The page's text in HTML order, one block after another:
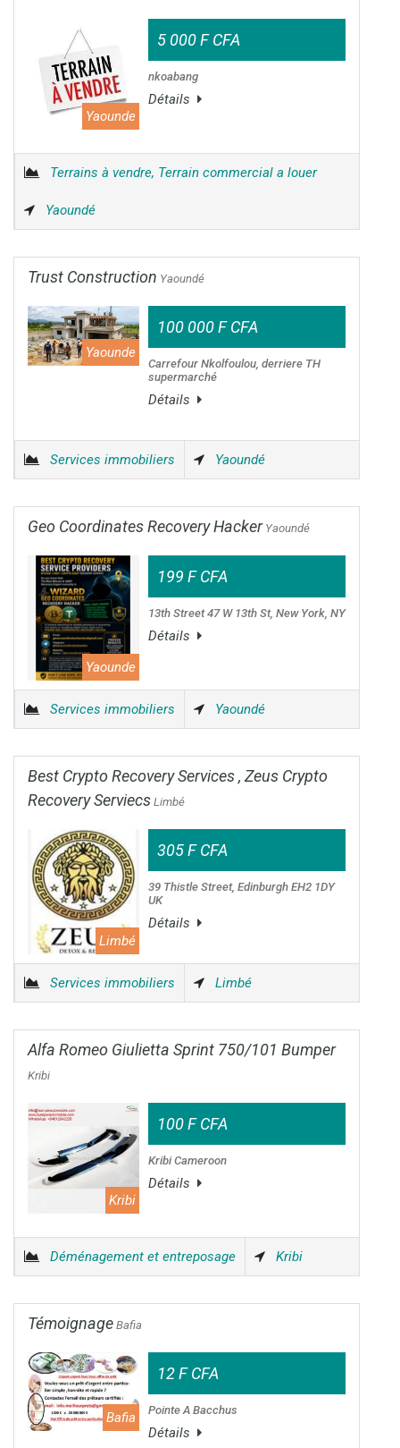
Yaounde
5 000 F CFA
nkoabang
Détails
Terrains à vendre, Terrain commercial a louer
Yaoundé
Trust Construction Yaoundé
Yaounde
100 000 F CFA
Carrefour Nkolfoulou, derriere TH
supermarché
Détails
Services immobiliers Yaoundé
Geo Coordinates Recovery HackerYaoundé
Yaounde
199 F CFA
13th Street 47 W 13th St, New York, NY
Détails
Services immobiliers Yaoundé
Best Crypto Recovery Services , Zeus Crypto
Recovery Serviecs Limbé
Limbé
305 F CFA
39 Thistle Street, Edinburgh EH2 1DY
UK
Détails
Services immobiliers Limbé
Alfa Romeo Giulietta Sprint 750/101 Bumper
Kribi
Kribi
100 F CFA
Kribi Cameroon
Détails
Déménagement et entreposage Kribi
Témoignage Bafia
Bafia
12 F CFA
Pointe A Bacchus
Détails